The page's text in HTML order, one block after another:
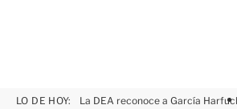
LO DE HOY: La DEA reconoce a García